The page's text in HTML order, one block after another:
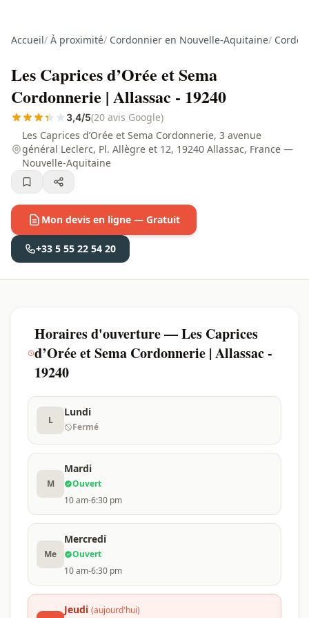
Accueil/ À proximité/ Cordonnier en Nouvelle-Aquitaine/
Les Caprices d’Orée et Sema
Cordonnerie | Allassac - 19240
3,4/5(20 avis Google)
Les Caprices d’Orée et Sema Cordonnerie, 3 avenue
général Leclerc, Pl. Allègre et 12, 19240 Allassac, France —
Nouvelle-Aquitaine
Mon devis en ligne — Gratuit
+33 5 55 22 54 20
Horaires d'ouverture — Les Caprices
d’Orée et Sema Cordonnerie | Allassac -
19240
L
Lundi
Fermé
M
Mardi
Ouvert
10 am-6:30 pm
Me
Mercredi
Ouvert
10 am-6:30 pm
Jeudi (aujourd'hui)